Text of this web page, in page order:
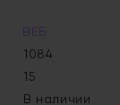
ВЕБ
1084
15
В наличии